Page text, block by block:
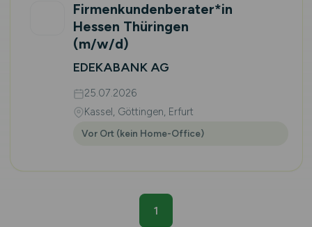
Firmenkundenberater*in
Hessen Thüringen
(m/w/d)
EDEKABANK AG
25.07.2026
Kassel, Göttingen, Erfurt
Vor Ort (kein Home-Office)
1